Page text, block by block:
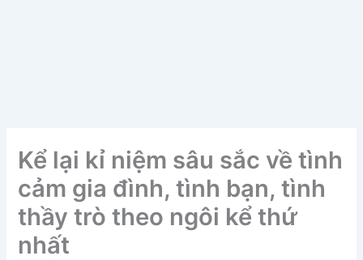
Kể lại kỉ niệm sâu sắc về tình
cảm gia đình, tình bạn, tình
thầy trò theo ngôi kể thứ
nhất